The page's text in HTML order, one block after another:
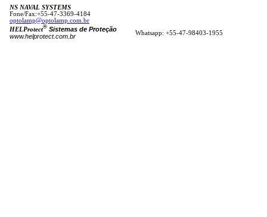
NS NAVAL SYSTEMS
Fone/Fax:+55-47-3369-4184
optolamp@optolamp.com.br
HELProtect® Sistemas de Proteção
www.helprotect.com.br
Whatsapp: +55-47-98403-1955